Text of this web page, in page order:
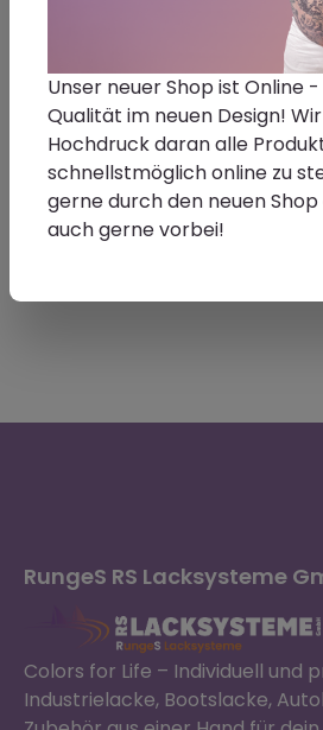
Filter
Bald verfügbar - Wir
Hochdruck daran :-).
RungeS RS Lacksysteme
Colors for Life – Individuell und
Industrielacke, Bootslacke,
Unser neuer Shop ist Online
Qualität im neuen Design!
Hochdruck daran alle
schnellstmöglich online zu
gerne durch den neuen
auch gerne vorbei!